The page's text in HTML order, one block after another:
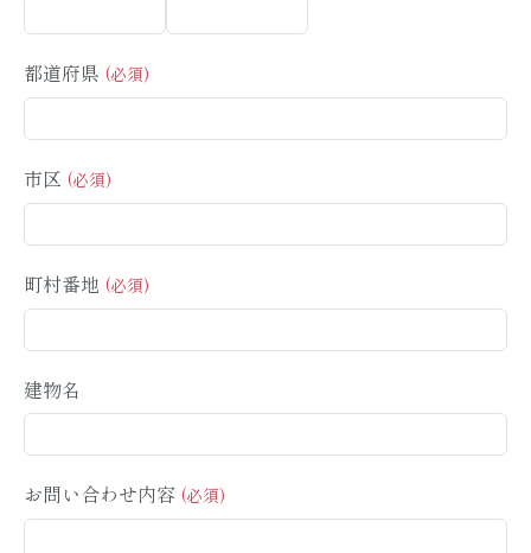
都道府県
市区
町村番地
建物名
お問い合わせ内容